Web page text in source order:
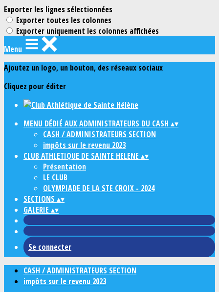
Exporter les lignes sélectionnées
Exporter toutes les colonnes
Exporter uniquement les colonnes affichées
Menu
Ajoutez un logo, un bouton, des réseaux sociaux
Cliquez pour éditer
MENU DÉDIÉ AUX ADMINISTRATEURS DU CASH ▴▾
CASH / ADMINISTRATEURS SECTION
impôts sur le revenu 2023
CLUB ATHLETIQUE DE SAINTE HELENE ▴▾
Présentation
LE CLUB
OLYMPIADE DE LA STE CROIX - 2024
SECTIONS ▴▾
GALERIE ▴▾
Se connecter
CASH / ADMINISTRATEURS SECTION
impôts sur le revenu 2023